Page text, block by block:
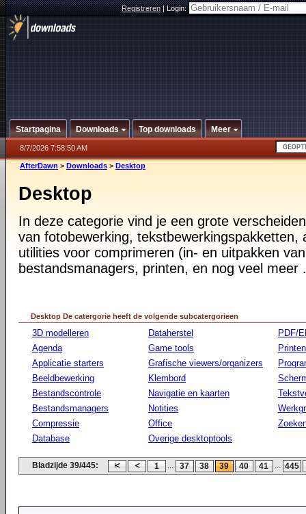
Registreren|Login:
Startpagina Downloads Top downloads Meer
8/7/2026 7:58:50 AM
AfterDawn > Downloads > Desktop
Desktop
In deze categorie vind je een grote
van fotobewerking, tekstbewerkingspakketten,
utilities voor comprimeren (in- en uitpakken
bestandsmanagers, printen, en nog veel meer
Desktop De catergorie heeft de volgende subcatergorieen
3D modelleren
Agenda
Applicatie starters
Beeldbewerking
Bestandscontrole
Bestandsmanagers
Compressie
Database
Dataherstel
Game tools
Grafische viewers/organizers
Klembord
Navigatie en kaarten
Notities
Office
Overige desktoptools
PDF/
Printen
Bladzijde 39/445: 1 ... 37 38 39 40 41 ... 445